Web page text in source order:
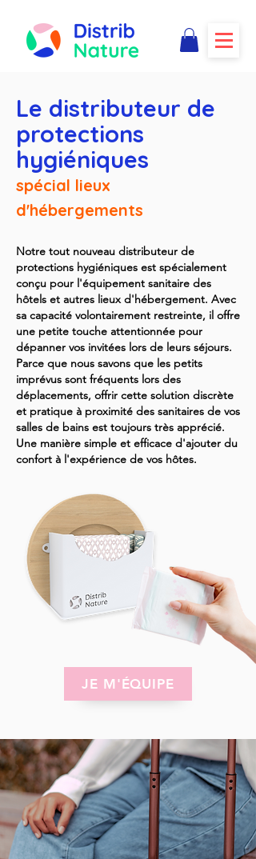
Le distributeur de
protections
hygiéniques
spécial lieux
d'hébergements
Notre tout nouveau distributeur de
protections hygiéniques est spécialement
conçu pour l'équipement sanitaire des
hôtels et autres lieux d'hébergement. Avec
sa capacité volontairement restreinte, il offre
une petite touche attentionnée pour
dépanner vos invitées lors de leurs séjours.
Parce que nous savons que les petits
imprévus sont fréquents lors des
déplacements, offrir cette solution discrète
et pratique à proximité des sanitaires de vos
salles de bains est toujours très apprécié.
Une manière simple et efficace d'ajouter du
confort à l'expérience de vos hôtes.
JE M'ÉQUIPE